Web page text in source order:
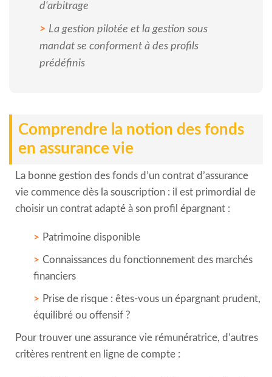
d'arbitrage
La gestion pilotée et la gestion sous
mandat se conforment à des profils
prédéfinis
Comprendre la notion des fonds
en assurance vie
La bonne gestion des fonds d’un contrat d’assurance
vie commence dès la souscription : il est primordial de
choisir un contrat adapté à son profil épargnant :
Patrimoine disponible
Connaissances du fonctionnement des marchés
financiers
Prise de risque : êtes-vous un épargnant prudent,
équilibré ou offensif ?
Pour trouver une assurance vie rémunératrice, d’autres
critères rentrent en ligne de compte :